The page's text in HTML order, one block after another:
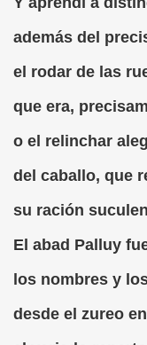
además del
el rodar de las
que era,
o el relinchar
del caballo, que
su ración
El abad Palluy
los nombres y
desde el zureo
Ex Secretari
del
150è Aniversari
Maestro (F. Javier
Vicente (F.